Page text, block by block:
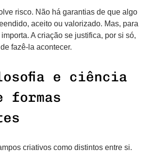
risco. Não há garantias de que algo
aceito ou valorizado. Mas, para
A criação se justifica, por si só,
fazê-la acontecer.
e ciência
formas
criativos como distintos entre si.